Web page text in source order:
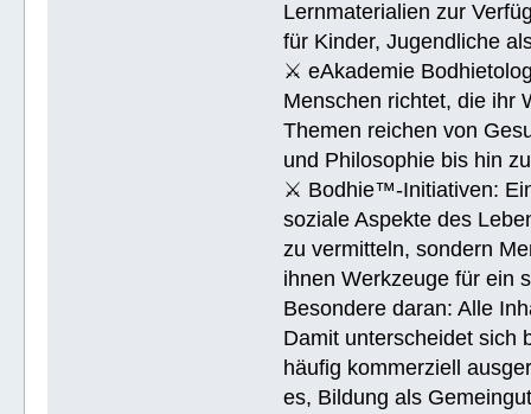
Lernmaterialien zur
für Kinder, Jugendliche
⚔ eAkademie
Menschen richtet, die ihr
Themen reichen von
und Philosophie bis hin
⚔ Bodhie™-Initiativen:
soziale Aspekte des
zu vermitteln, sondern
ihnen Werkzeuge für ein
Besondere daran: Alle
Damit unterscheidet sich
häufig kommerziell
es, Bildung als